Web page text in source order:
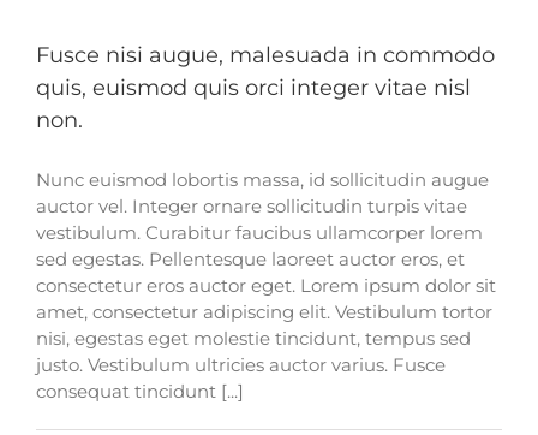
Fusce nisi augue, malesuada in commodo
quis, euismod quis orci integer vitae nisl
non.
Nunc euismod lobortis massa, id sollicitudin augue
auctor vel. Integer ornare sollicitudin turpis vitae
vestibulum. Curabitur faucibus ullamcorper lorem
sed egestas. Pellentesque laoreet auctor eros, et
consectetur eros auctor eget. Lorem ipsum dolor sit
amet, consectetur adipiscing elit. Vestibulum tortor
nisi, egestas eget molestie tincidunt, tempus sed
justo. Vestibulum ultricies auctor varius. Fusce
consequat tincidunt [...]